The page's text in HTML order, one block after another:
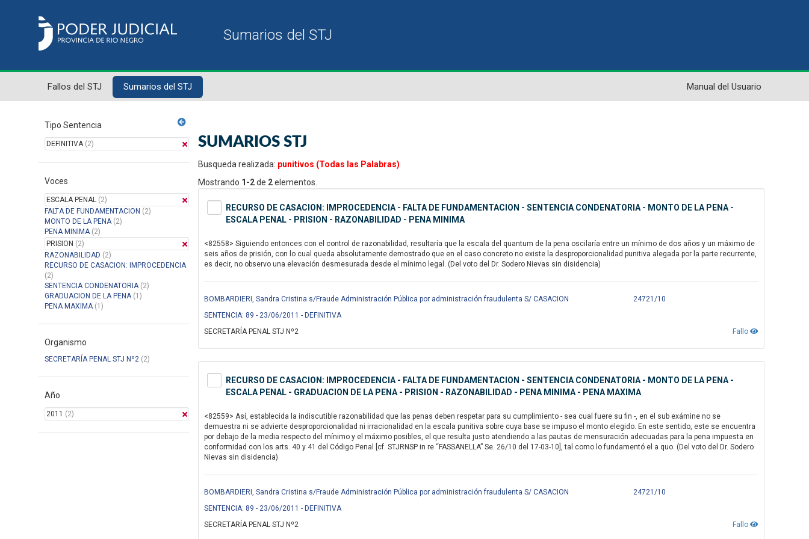
Fallos del STJ Sumarios del STJ Manual del Usuario
Tipo Sentencia
DEFINITIVA(2)
Voces
ESCALA PENAL (2)
FALTA DE FUNDAMENTACION (2)
MONTO DE LA PENA(2)
PENA MINIMA(2)
PRISION (2)
RAZONABILIDAD (2)
RECURSO DE CASACION: IMPROCEDENCIA
(2)
SENTENCIA CONDENATORIA(2)
GRADUACION DE LA PENA(1)
PENA MAXIMA(1)
Organismo
SECRETARÍA PENAL STJ Nº2 (2)
Año
2011 (2)
SUMARIOS STJ
Busqueda realizada: punitivos (Todas las Palabras)
Mostrando 1-2de 2elementos.
RECURSO DE CASACION: IMPROCEDENCIA - FALTA DE FUNDAMENTACION - SENTENCIA CONDENATORIA - MONTO DE LA PENA -
ESCALA PENAL - PRISION - RAZONABILIDAD - PENA MINIMA
<82558> Siguiendo entonces con el control de razonabilidad, resultaría que la escala del quantum de la pena oscilaría entre un mínimo de dos años y un máximo de
seis años de prisión, con lo cual queda absolutamente demostrado que en el caso concreto no existe la desproporcionalidad punitiva alegada por la parte recurrente,
es decir, no observo una elevación desmesurada desde el mínimo legal. (Del voto del Dr. Sodero Nievas sin disidencia)
BOMBARDIERI, Sandra Cristina s/Fraude Administración Pública por administración fraudulenta S/ CASACION
24721/10
SENTENCIA: 89 - 23/06/2011 - DEFINITIVA
Fallo
SECRETARÍA PENAL STJ Nº2
RECURSO DE CASACION: IMPROCEDENCIA - FALTA DE FUNDAMENTACION - SENTENCIA CONDENATORIA - MONTO DE LA PENA -
ESCALA PENAL - GRADUACION DE LA PENA - PRISION - RAZONABILIDAD - PENA MINIMA - PENA MAXIMA
<82559> Así, establecida la indiscutible razonabilidad que las penas deben respetar para su cumplimiento - sea cual fuere su fin -, en el sub exámine no se
demuestra ni se advierte desproporcionalidad ni irracionalidad en la escala punitiva sobre cuya base se impuso el monto elegido. En este sentido, este se encuentra
por debajo de la media respecto del mínimo y el máximo posibles, el que resulta justo atendiendo a las pautas de mensuración adecuadas para la pena impuesta en
conformidad con los arts. 40 y 41 del Código Penal [cf. STJRNSP in re “FASSANELLA” Se. 26/10 del 17-03-10], tal como lo fundamentó el a quo. (Del voto del Dr. Sodero
Nievas sin disidencia)
BOMBARDIERI, Sandra Cristina s/Fraude Administración Pública por administración fraudulenta S/ CASACION
24721/10
SENTENCIA: 89 - 23/06/2011 - DEFINITIVA
Fallo
SECRETARÍA PENAL STJ Nº2